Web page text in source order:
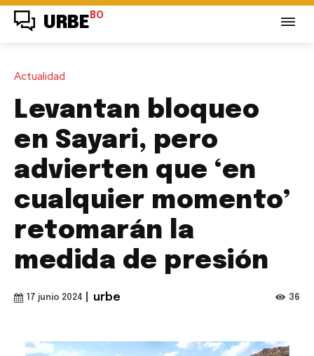
URBE BO
Actualidad
Levantan bloqueo
en Sayari, pero
advierten que ‘en
cualquier momento’
retomarán la
medida de presión
17 junio 2024 urbe 36